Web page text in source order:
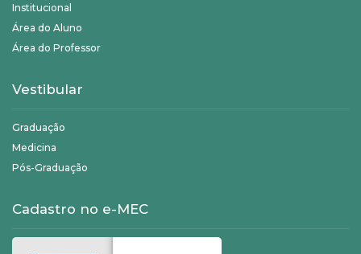
Institucional
Área do Aluno
Área do Professor
Vestibular
Graduação
Medicina
Pós-Graduação
Cadastro no e-MEC